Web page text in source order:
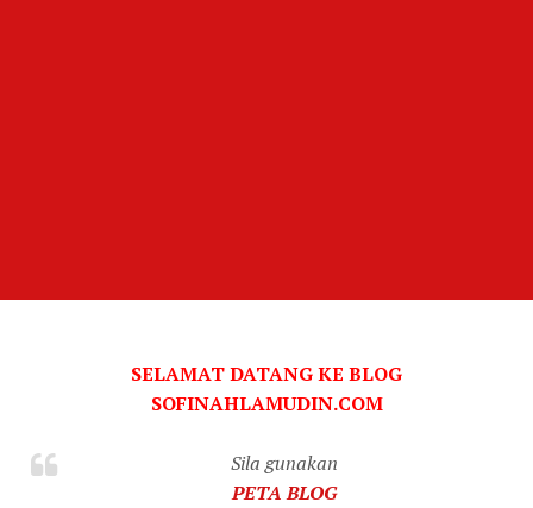
SELAMAT DATANG KE BLOG
SOFINAHLAMUDIN.COM
Sila gunakan
PETA BLOG